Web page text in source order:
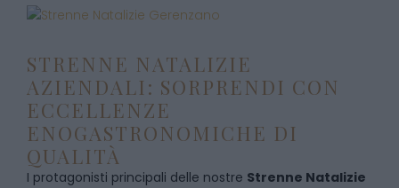
STRENNE NATALIZIE
AZIENDALI: SORPRENDI CON
ECCELLENZE
ENOGASTRONOMICHE DI
QUALITÀ
I protagonisti principali delle nostre Strenne Natalizie